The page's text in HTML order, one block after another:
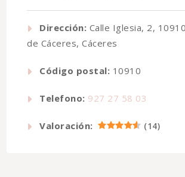
Dirección: Calle Iglesia, 2,
de Cáceres, Cáceres
Código postal: 10910
Telefono: 927 27 58 03
Valoración: (14)